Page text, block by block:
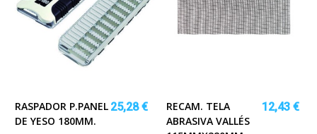
RASPADOR P.PANEL
DE YESO 180MM.
25,28 €
RECAM. TELA
ABRASIVA VALLÉS
12,43 €